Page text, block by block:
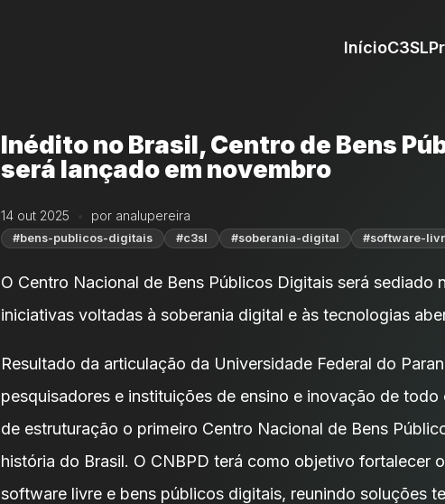
InícioC3SL
Inédito no Brasil, Centro de Bens
será lançado em novembro
14 out 2025 por analupereira
#bens-publicos-digitais #c3sl #soberania-digital #software-
O Centro Nacional de Bens Públicos Digitais será sediado
iniciativas voltadas à soberania digital e às tecnologias
Resultado da articulação da Universidade Federal do
pesquisadores e instituições de ensino e inovação de
de estruturação o primeiro Centro Nacional de Bens
história do Brasil. O CNBPD terá como objetivo fortalecer
software livre e bens públicos digitais, reunindo soluções